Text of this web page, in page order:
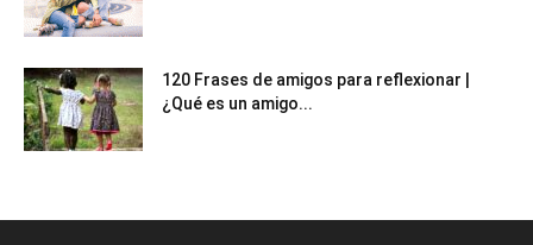
120 Frases de amigos para reflexionar |
¿Qué es un amigo...